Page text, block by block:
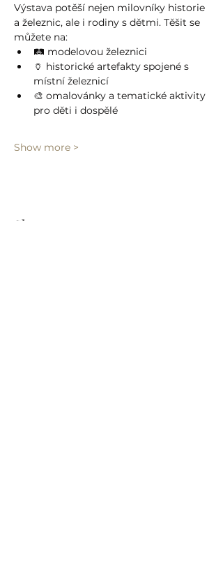
Výstava potěší nejen milovníky historie
a železnic, ale i rodiny s dětmi. Těšit se
můžete na:
🛤️ modelovou železnici
🏺 historické artefakty spojené s
místní železnicí
🎨 omalovánky a tematické aktivity
pro děti i dospělé
Show more >
Share event